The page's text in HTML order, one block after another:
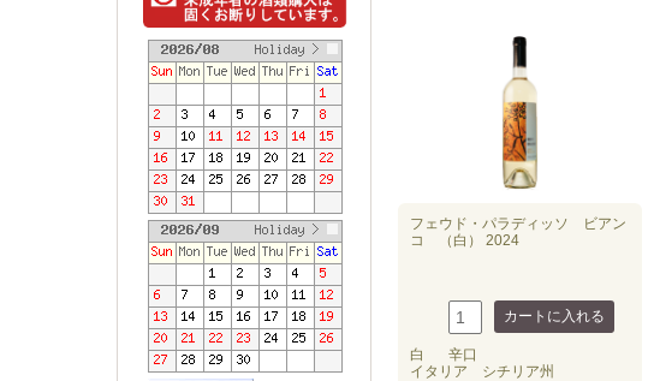
フェウド・パラディッソ ビアン
コ （白） 2024
白
辛口
イタリア シチリア州